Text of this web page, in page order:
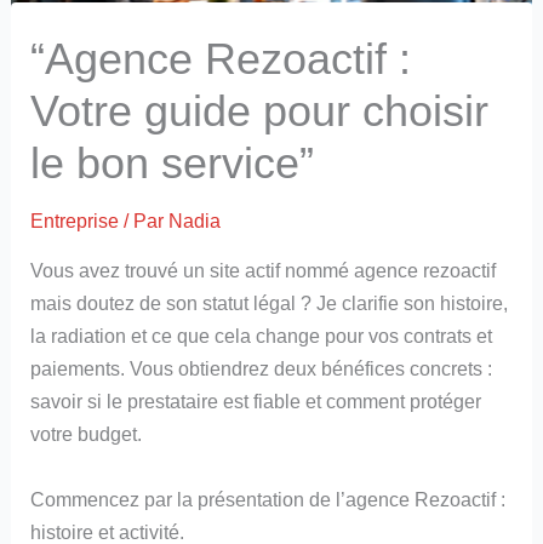
“Agence Rezoactif :
Votre guide pour choisir
le bon service”
Entreprise / Par Nadia
Vous avez trouvé un site actif nommé agence rezoactif
mais doutez de son statut légal ? Je clarifie son histoire,
la radiation et ce que cela change pour vos contrats et
paiements. Vous obtiendrez deux bénéfices concrets :
savoir si le prestataire est fiable et comment protéger
votre budget.
Commencez par la présentation de l’agence Rezoactif :
histoire et activité.